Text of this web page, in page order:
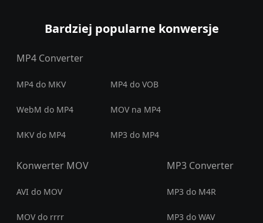
Bardziej popularne konwersje
MP4 Converter
MP4 do MKV MP4 do VOB
WebM do MP4 MOV na MP4
MKV do MP4 MP3 do MP4
Konwerter MOV
AVI do MOV
MOV do rrrr
MP3 Converter
MP3 do M4R
MP3 do WAV